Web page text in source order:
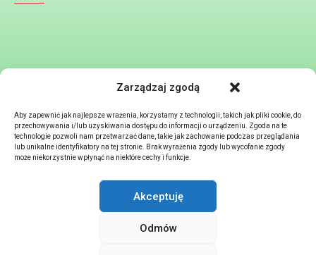
Zarządzaj zgodą
Aby zapewnić jak najlepsze wrażenia, korzystamy z technologii, takich jak pliki cookie, do
przechowywania i/lub uzyskiwania dostępu do informacji o urządzeniu. Zgoda na te
technologie pozwoli nam przetwarzać dane, takie jak zachowanie podczas przeglądania
lub unikalne identyfikatory na tej stronie. Brak wyrażenia zgody lub wycofanie zgody
może niekorzystnie wpłynąć na niektóre cechy i funkcje.
Akceptuję
Odmów
STRONA GŁÓWNA POLITYKA PRYWATNOSCI
REGULAMIN